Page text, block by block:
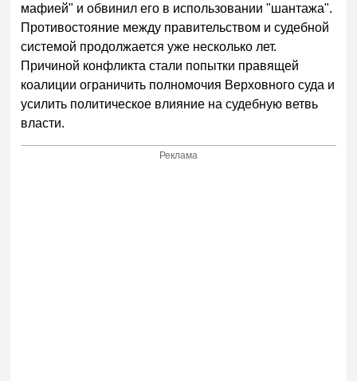
мафией" и обвинил его в использовании "шантажа".
Противостояние между правительством и судебной
системой продолжается уже несколько лет.
Причиной конфликта стали попытки правящей
коалиции ограничить полномочия Верховного суда и
усилить политическое влияние на судебную ветвь
власти.
Реклама